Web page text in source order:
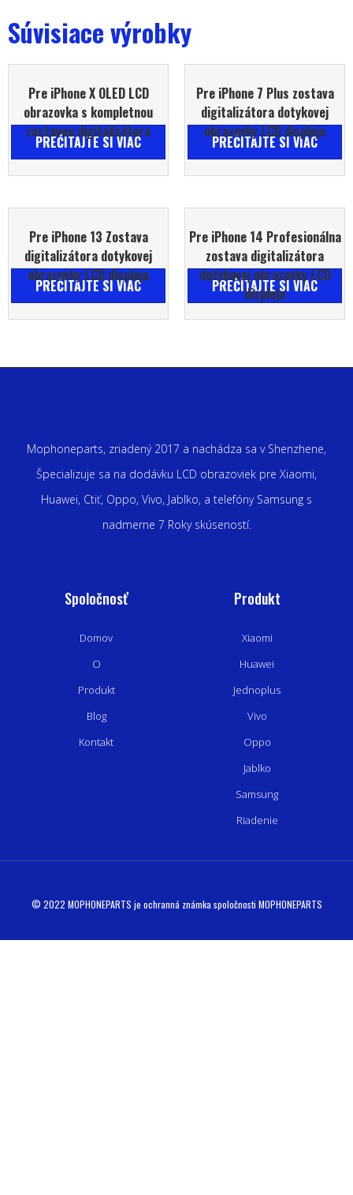
Súvisiace výrobky
Pre iPhone X OLED LCD
obrazovka s kompletnou
zostavou digitalizátora
PREČÍTAJTE SI VIAC
Pre iPhone 7 Plus zostava
digitalizátora dotykovej
obrazovky LCD displeja
PREČÍTAJTE SI VIAC
Pre iPhone 13 Zostava
digitalizátora dotykovej
obrazovky LCD displeja
PREČÍTAJTE SI VIAC
Pre iPhone 14 Profesionálna
zostava digitalizátora
dotykovej obrazovky LCD
displeja
PREČÍTAJTE SI VIAC
Mophoneparts, zriadený 2017 a nachádza sa v Shenzhene,
Špecializuje sa na dodávku LCD obrazoviek pre Xiaomi,
Huawei, Ctiť, Oppo, Vivo, Jablko, a telefóny Samsung s
nadmerne 7 Roky skúseností.
Spoločnosť
Domov
O
Produkt
Blog
Kontakt
Produkt
Xiaomi
Huawei
Jednoplus
Vivo
Oppo
Jablko
Samsung
Riadenie
© 2022 MOPHONEPARTS je ochranná známka spoločnosti MOPHONEPARTS